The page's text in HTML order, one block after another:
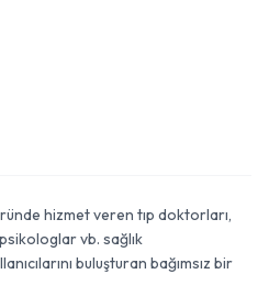
hizmet veren tıp doktorları,
vb. sağlık
buluşturan bağımsız bir